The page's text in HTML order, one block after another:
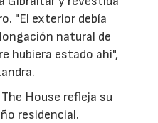
"El exterior debía
natural de
hubiera estado ahí",
House refleja su
residencial.